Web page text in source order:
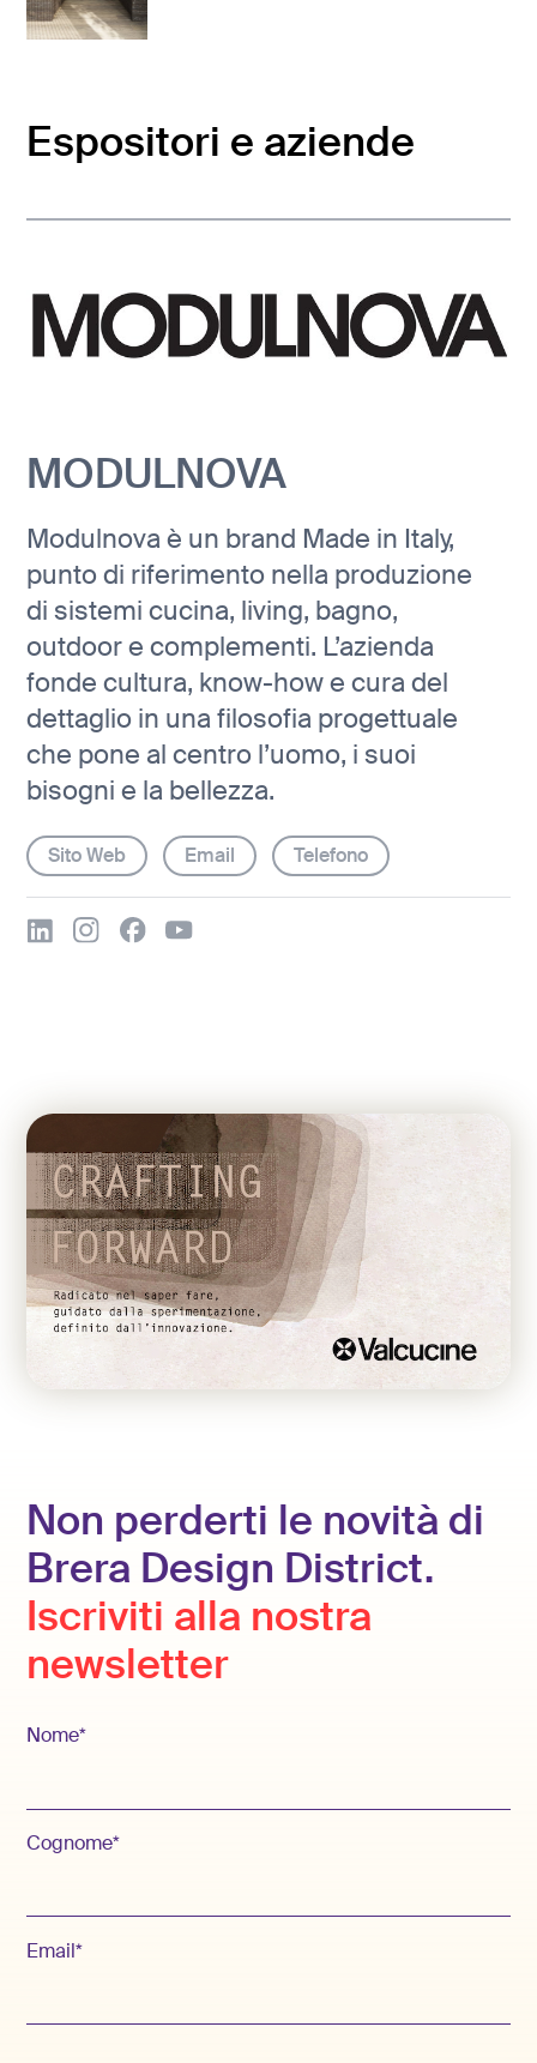
Espositori e aziende
MODULNOVA
Modulnova è un brand Made in Italy,
punto di riferimento nella produzione
di sistemi cucina, living, bagno,
outdoor e complementi. L’azienda
fonde cultura, know-how e cura del
dettaglio in una filosofia progettuale
che pone al centro l’uomo, i suoi
bisogni e la bellezza.
Sito Web Email Telefono
Non perderti le novità di
Brera Design District.
Iscriviti alla nostra
newsletter
Nome*
Cognome*
Email*